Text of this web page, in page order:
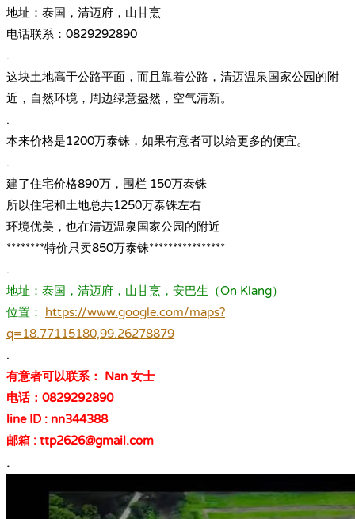
地址：泰国，清迈府，山甘烹
电话联系：0829292890
.
这块土地高于公路平面，而且靠着公路，清迈温泉国家公园的附
近，自然环境，周边绿意盎然，空气清新。
.
本来价格是1200万泰铢，如果有意者可以给更多的便宜。
.
建了住宅价格890万，围栏 150万泰铢
所以住宅和土地总共1250万泰铢左右
环境优美，也在清迈温泉国家公园的附近
********特价只卖850万泰铢****************
.
地址：泰国，清迈府，山甘烹，安巴生（On Klang）
位置： https://www.google.com/maps?
q=18.77115180,99.26278879
.
有意者可以联系： Nan 女士
电话：0829292890
line ID : nn344388
邮箱 : ttp2626@gmail.com
.